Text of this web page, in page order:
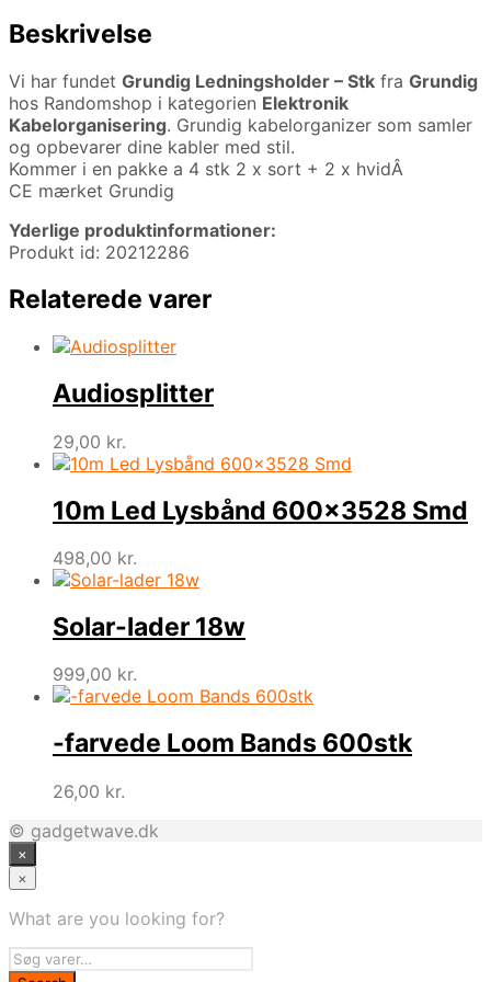
Beskrivelse
Vi har fundet Grundig Ledningsholder – Stk fra Grundig
hos Randomshop i kategorien Elektronik
Kabelorganisering. Grundig kabelorganizer som samler
og opbevarer dine kabler med stil.
Kommer i en pakke a 4 stk 2 x sort + 2 x hvidÂ
CE mærket Grundig
Yderlige produktinformationer:
Produkt id: 20212286
Relaterede varer
Audiosplitter
29,00 kr.
10m Led Lysbånd 600×3528 Smd
498,00 kr.
Solar-lader 18w
999,00 kr.
-farvede Loom Bands 600stk
26,00 kr.
© gadgetwave.dk
×
×
What are you looking for?